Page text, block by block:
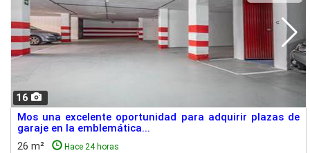
16
Mos una excelente oportunidad para adquirir plazas de
garaje en la emblemática...
26 m²
Hace 24 horas